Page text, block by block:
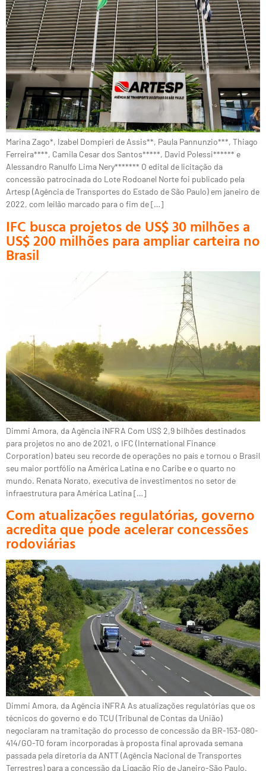
Marina Zago*, Izabel Dompieri de Assis**, Paula Pannunzio***, Thiago
Ferreira****, Camila Cesar dos Santos*****, David Polessi****** e
Alessandro Ranulfo Lima Nery******* O edital de licitação da
concessão patrocinada do Lote Rodoanel Norte foi publicado pela
Artesp (Agência de Transportes do Estado de São Paulo) em janeiro de
2022, com leilão marcado para o fim de […]
IFC busca projetos de US$ 30 milhões a
US$ 200 milhões para ampliar carteira no
Brasil
Dimmi Amora, da Agência iNFRA Com US$ 2,9 bilhões destinados
para projetos no ano de 2021, o IFC (International Finance
Corporation) bateu seu recorde de operações no país e tornou o Brasil
seu maior portfólio na América Latina e no Caribe e o quarto no
mundo. Renata Norato, executiva de investimentos no setor de
infraestrutura para América Latina […]
Com atualizações regulatórias, governo
acredita que pode acelerar concessões
rodoviárias
Dimmi Amora, da Agência iNFRA As atualizações regulatórias que os
técnicos do governo e do TCU (Tribunal de Contas da União)
negociaram na tramitação do processo de concessão da BR-153-080-
414/GO-TO foram incorporadas à proposta final aprovada semana
passada pela diretoria da ANTT (Agência Nacional de Transportes
Terrestres) para a concessão da Ligação Rio de Janeiro-São Paulo.